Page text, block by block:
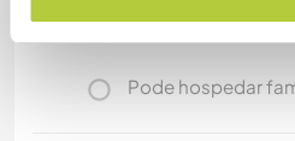
Somos fumantes
Pode hospedar